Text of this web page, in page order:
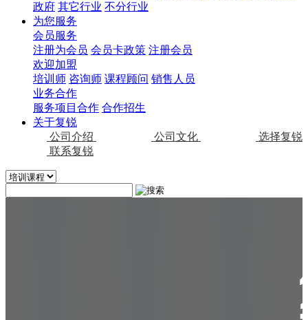
政府 其它行业 不分行业
为您服务
会员服务
注册为会员 会员卡政策 注册会员
欢迎加盟
培训师 咨询师 课程顾问 销售人员
业务合作
服务项目合作 合作招生
关于复锐
公司介绍
公司文化
选择复锐
联系复锐